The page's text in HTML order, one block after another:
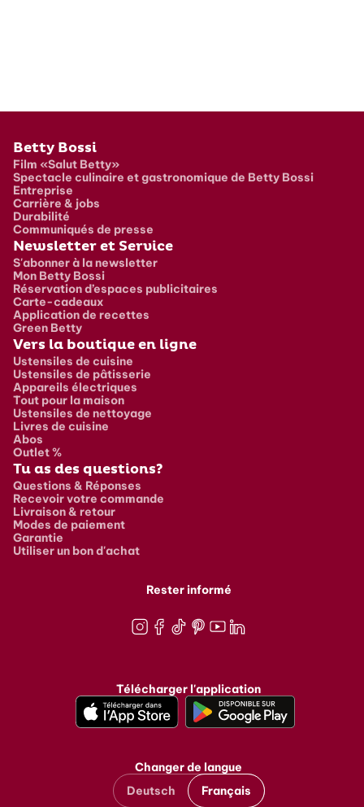
Pied de page
Betty Bossi
Film «Salut Betty»
Spectacle culinaire et gastronomique de Betty Bossi
Entreprise
Carrière & jobs
Durabilité
Communiqués de presse
Newsletter et Service
S'abonner à la newsletter
Mon Betty Bossi
Réservation d’espaces publicitaires
Carte-cadeaux
Application de recettes
Green Betty
Vers la boutique en ligne
Ustensiles de cuisine
Ustensiles de pâtisserie
Appareils électriques
Tout pour la maison
Ustensiles de nettoyage
Livres de cuisine
Abos
Outlet %
Tu as des questions?
Questions & Réponses
Recevoir votre commande
Livraison & retour
Modes de paiement
Garantie
Utiliser un bon d'achat
Rester informé
Télécharger l'application
Changer de langue
Deutsch
Français